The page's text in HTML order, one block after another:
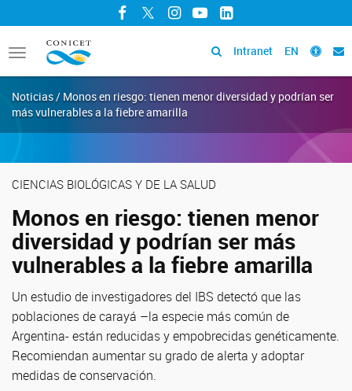
Facebook
TwitterInstagram
YouTubeLinkedIn
Toggle
navigation
Intranet EN
Noticias / Monos en riesgo: tienen menor diversidad y podrían ser
más vulnerables a la fiebre amarilla
CIENCIAS BIOLÓGICAS Y DE LA SALUD
Monos en riesgo: tienen menor
diversidad y podrían ser más
vulnerables a la fiebre amarilla
Un estudio de investigadores del IBS detectó que las
poblaciones de carayá –la especie más común de
Argentina- están reducidas y empobrecidas genéticamente.
Recomiendan aumentar su grado de alerta y adoptar
medidas de conservación.